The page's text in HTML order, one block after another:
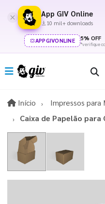
App GIV Online
10 mil+ downloads
APPGIVONLINE 5% OFF
*verifique
Início InícioImpressos para
Caixa de Papelão para